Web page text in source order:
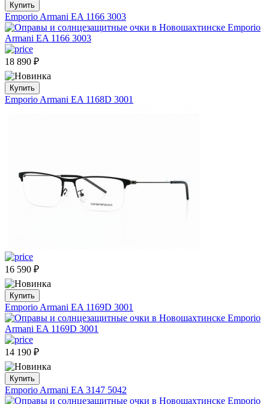
Купить
Emporio Armani EA 1166 3003
18 890 ₽
Купить
Emporio Armani EA 1168D 3001
16 590 ₽
Купить
Emporio Armani EA 1169D 3001
14 190 ₽
Купить
Emporio Armani EA 3147 5042